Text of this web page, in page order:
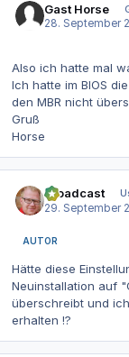
Gast Horse
28. September
Also ich hatte mal
Ich hatte im BIOS
den MBR nicht
Gruß
Horse
Broadcast
29. September
AUTOR
Hätte diese
Neuinstallation auf
überschreibt und
erhalten !?